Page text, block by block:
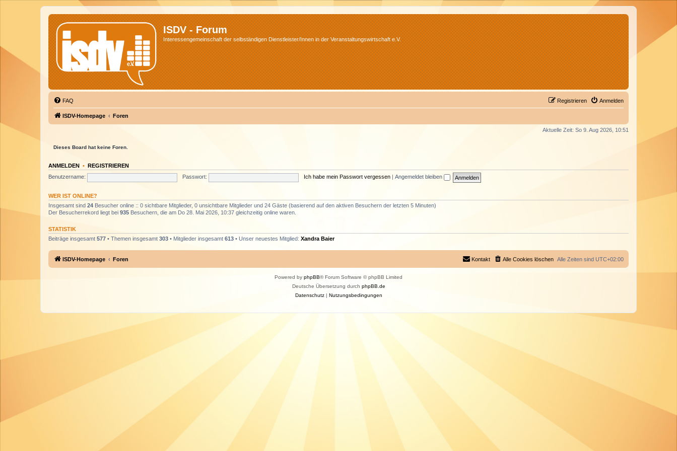
ISDV - Forum
Interessengemeinschaft der selbständigen Dienstleister/Innen in der Veranstaltungswirtschaft e.V.
FAQ Anmelden
Registrieren
ISDV-Homepage Foren
Aktuelle Zeit: So 9. Aug 2026, 10:51
Dieses Board hat keine Foren.
ANMELDEN • REGISTRIEREN
Benutzername:
Passwort: Ich habe mein Passwort vergessen Angemeldet bleiben
WER IST ONLINE?
Insgesamt sind 24 Besucher online :: 0 sichtbare Mitglieder, 0 unsichtbare Mitglieder und 24 Gäste (basierend auf den aktiven Besuchern der letzten 5 Minuten)
Der Besucherrekord liegt bei 935 Besuchern, die am Do 28. Mai 2026, 10:37 gleichzeitig online waren.
STATISTIK
Beiträge insgesamt 577 • Themen insgesamt 303 • Mitglieder insgesamt 613 • Unser neuestes Mitglied: Xandra Baier
ISDV-Homepage Foren Alle Zeiten sind UTC+02:00
Alle Cookies löschen
Kontakt
Powered by phpBB® Forum Software © phpBB Limited
Deutsche Übersetzung durch phpBB.de
Datenschutz| Nutzungsbedingungen